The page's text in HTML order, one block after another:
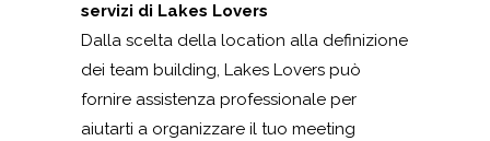
servizi di Lakes Lovers
Dalla scelta della location alla definizione
dei team building, Lakes Lovers può
fornire assistenza professionale per
aiutarti a organizzare il tuo meeting